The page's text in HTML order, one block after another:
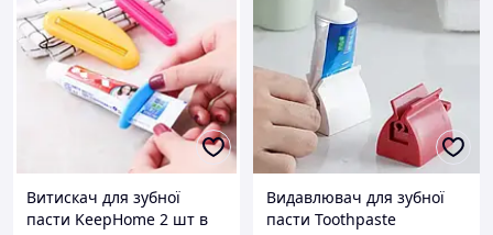
Витискач для зубної
пасти KeepHome 2 шт в
Видавлювач для зубної
пасти Toothpaste